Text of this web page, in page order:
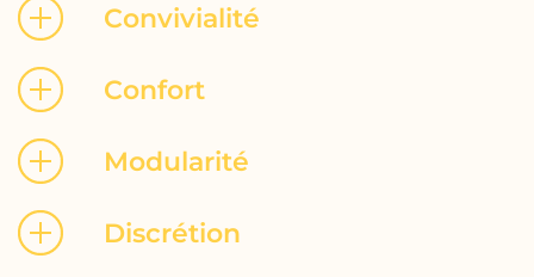
Convivialité
Confort
Modularité
Discrétion